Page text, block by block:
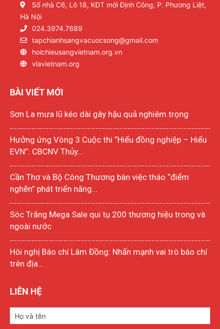
Số nhà C6, Lô 18, KĐT mới Định Công, P. Phương Liệt,
Hà Nội
024.3974.7689
tapchianhsangvacuocsong@gmail.com
hoichieusangvietnam.org.vn
vlavietnam.org
BÀI VIẾT MỚI
Sơn La mưa lũ kéo dài gây hậu quả nghiêm trọng
Hưởng ứng Vòng 3 Cuộc thi “Hiểu đồng nghiệp – Hiểu
EVN”: CBCNV Thủy...
Cần Thơ và Bộ Công Thương bàn việc tháo “điểm
nghẽn” phát triển năng...
Sóc Trăng Mega Sale qui tụ 200 thương hiệu trong và
ngoài nước
Hôi nghị Báo chí Lâm Đồng: Nhấn mạnh vai trò báo chí
trên địa...
LIÊN HỆ